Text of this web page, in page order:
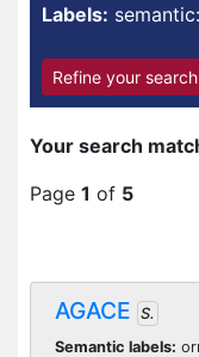
Labels:
Refine your search
Your search
Page 1 of 5
AGACE S.
Semantic labels: